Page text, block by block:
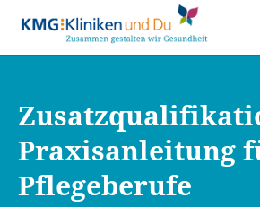
Praxisanleitung
Pflegeberufe